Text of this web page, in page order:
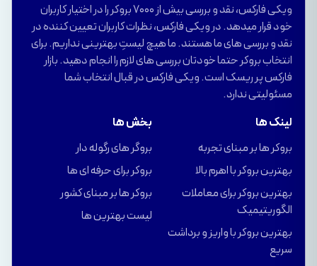
ویکی فارکس، نقد و بررسی بیش از 7000 بروکر را در اختیار کاربران
خود قرار میدهد. در ویکی فارکس، نظرات کاربران تعیین کننده در
نقد و بررسی های ما هستند. ما هیچ لیستِ بهترینی نداریم. برای
انتخاب بروکر حتما خودتان بررسی های لازم را انجام دهید. بازار
فارکس پر ریسک است. ویکی فارکس در قبال انتخاب شما
مسئولیتی ندارد.
لینک ها
بروکر ها بر مبنای تجربه
بهترین بروکر با اهرم بالا
بهترین بروکر برای معاملات
الگوریتیمیک
بهترین بروکر با واریز و برداشت
سریع
بخش ها
بروگر های رگوله دار
بروکر برای حرفه ای ها
بروکر ها بر مبنای کشور
لیست بهترین ها